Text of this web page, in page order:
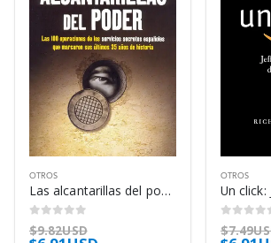
OTROS
Las alcantarillas del poder – Fernando Rueda
0out of 5
$9.82USD
OTROS
0out of
$